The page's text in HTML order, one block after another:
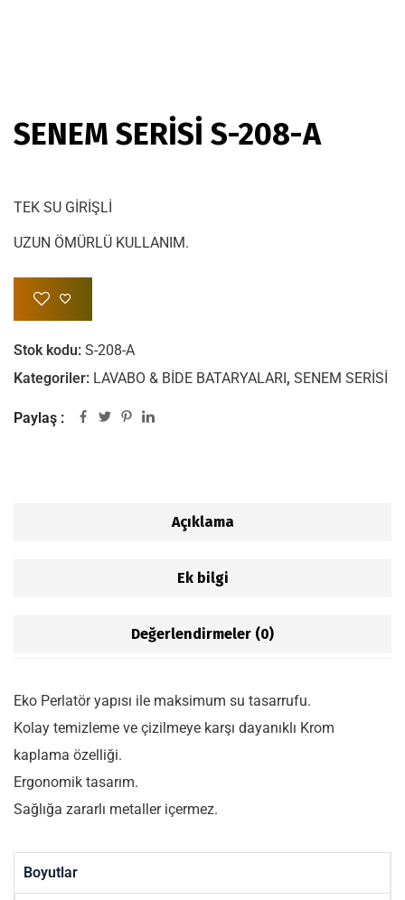
SENEM SERİSİ S-208-A
TEK SU GİRİŞLİ
UZUN ÖMÜRLÜ KULLANIM.
Stok kodu: S-208-A
Kategoriler: LAVABO & BİDE BATARYALARI, SENEM SERİSİ
Paylaş :
Açıklama
Ek bilgi
Değerlendirmeler (0)
Eko Perlatör yapısı ile maksimum su tasarrufu.
Kolay temizleme ve çizilmeye karşı dayanıklı Krom
kaplama özelliği.
Ergonomik tasarım.
Sağlığa zararlı metaller içermez.
Boyutlar